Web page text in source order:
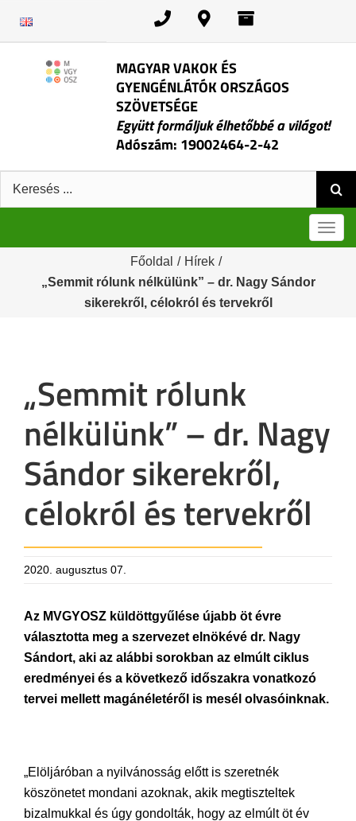
MAGYAR VAKOK ÉS
GYENGÉNLÁTÓK ORSZÁGOS
SZÖVETSÉGE
Együtt formáljuk élhetőbbé a világot!
Adószám: 19002464-2-42
Keresés:
Főoldal / Hírek /
„Semmit rólunk nélkülünk” – dr. Nagy Sándor
sikerekről, célokról és tervekről
„Semmit rólunk
nélkülünk” – dr. Nagy
Sándor sikerekről,
célokról és tervekről
2020. augusztus 07.
Az MVGYOSZ küldöttgyűlése újabb öt évre
választotta meg a szervezet elnökévé dr. Nagy
Sándort, aki az alábbi sorokban az elmúlt ciklus
eredményei és a következő időszakra vonatkozó
tervei mellett magánéletéről is mesél olvasóinknak.
„Elöljáróban a nyilvánosság előtt is szeretnék
köszönetet mondani azoknak, akik megtiszteltek
bizalmukkal és úgy gondolták, hogy az elmúlt öt év